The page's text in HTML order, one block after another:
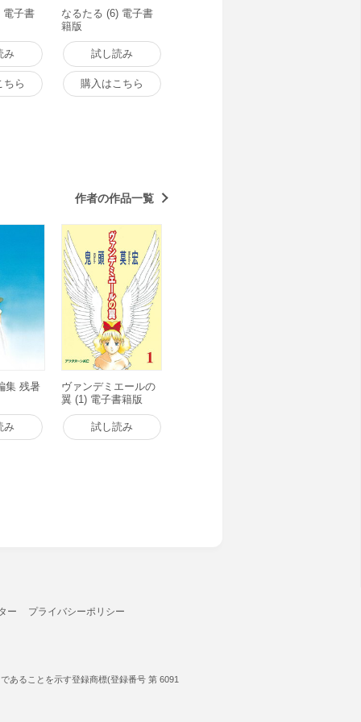
電子書
み
ちら
なるたる (6) 電子書
籍版
試し読み
購入はこちら
作者の作品一覧
集 残暑
み
ヴァンデミエールの
翼 (1) 電子書籍版
試し読み
ー プライバシーポリシー
あることを示す登録商標(登録番号 第 6091